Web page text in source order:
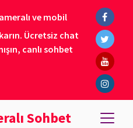
ve mobil
Ücretsiz chat
canlı sohbet
Sohbet